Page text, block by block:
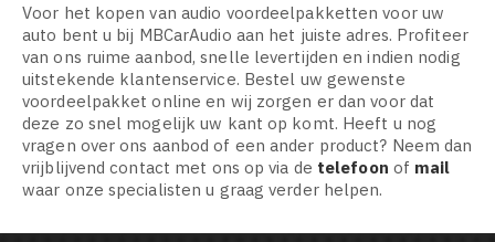
Voor het kopen van audio voordeelpakketten voor uw
auto bent u bij MBCarAudio aan het juiste adres. Profiteer
van ons ruime aanbod, snelle levertijden en indien nodig
uitstekende klantenservice. Bestel uw gewenste
voordeelpakket online en wij zorgen er dan voor dat
deze zo snel mogelijk uw kant op komt. Heeft u nog
vragen over ons aanbod of een ander product? Neem dan
vrijblijvend contact met ons op via de telefoon of mail
waar onze specialisten u graag verder helpen.